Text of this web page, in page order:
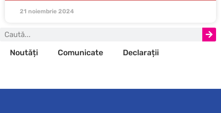
21 noiembrie 2024
Noutăți Comunicate Declarații